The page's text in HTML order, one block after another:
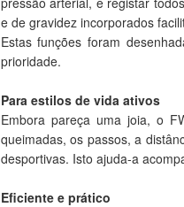
e de gravidez incorporados
Estas funções foram
prioridade.
Para estilos de vida ativos
Embora pareça uma joia, o
queimadas, os passos, a
desportivas. Isto ajuda-a
Eficiente e prático